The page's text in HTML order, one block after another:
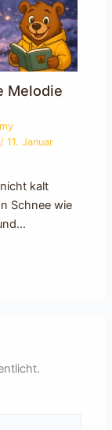
Melodie
/11. Januar
kalt
Schnee wie